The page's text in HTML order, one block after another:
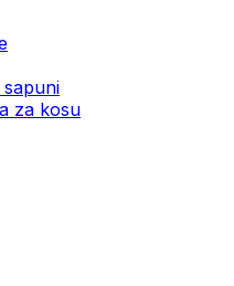
za kosu